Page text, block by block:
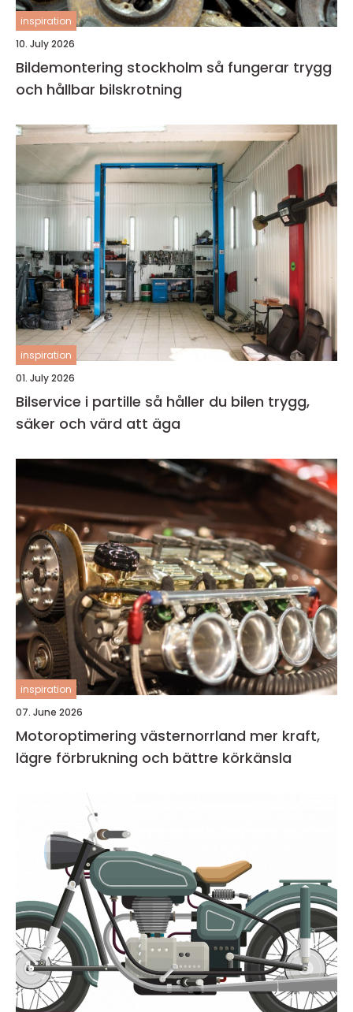
inspiration
10. July 2026
Bildemontering stockholm så fungerar trygg
och hållbar bilskrotning
inspiration
01. July 2026
Bilservice i partille så håller du bilen trygg,
säker och värd att äga
inspiration
07. June 2026
Motoroptimering västernorrland mer kraft,
lägre förbrukning och bättre körkänsla